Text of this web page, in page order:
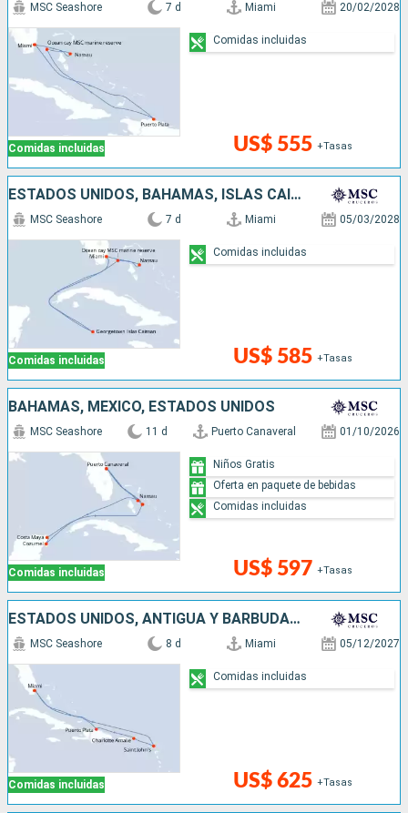
Comidas incluidas
MSC Seashore 7 d Miami 20/02/2028
US$ 555 +Tasas
Comidas incluidas
ESTADOS UNIDOS, BAHAMAS, ISLAS CAIMÁN
Comidas incluidas
MSC Seashore 7 d Miami 05/03/2028
US$ 585 +Tasas
Comidas incluidas
BAHAMAS, MÉXICO, ESTADOS UNIDOS
Comidas incluidas
MSC Seashore 11 d Puerto Canaveral 01/10/2026
US$ 597 +Tasas
Niños Gratis
Oferta en paquete de bebidas
Comidas incluidas
ESTADOS UNIDOS, ANTIGUA Y BARBUDA, REPÚBLICA DOMINICANA
Comidas incluidas
MSC Seashore 8 d Miami 05/12/2027
US$ 625 +Tasas
Comidas incluidas